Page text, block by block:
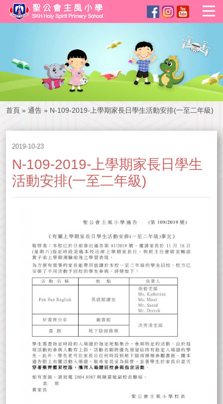
首頁 » 通告 » N-109-2019-上學期家長日學生活動安排(一至二年級)
2019-10-23
N-109-2019-上學期家長日學生
活動安排(一至二年級)